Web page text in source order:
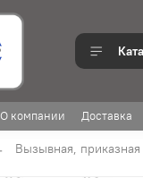
О компании Доставка
Вызывная, приказная